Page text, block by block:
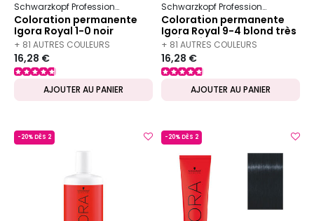
Schwarzkopf Professional Royal
Coloration permanente
Igora Royal 1-0 noir
naturel
+ 81 AUTRES COULEURS
DISPONIBLES
16,28 €
AJOUTER AU PANIER
Schwarzkopf Professional
Coloration permanente
Igora Royal 9-4 blond très
clair beige
+ 81 AUTRES COULEURS
DISPONIBLES
16,28 €
AJOUTER AU PANIER
-20% DÈS 2 -20% DÈS 2